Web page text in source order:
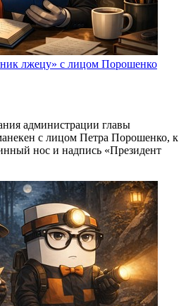
лжецу» с лицом Порошенко
администрации главы
с лицом Петра Порошенко, к
нос и надпись «Президент